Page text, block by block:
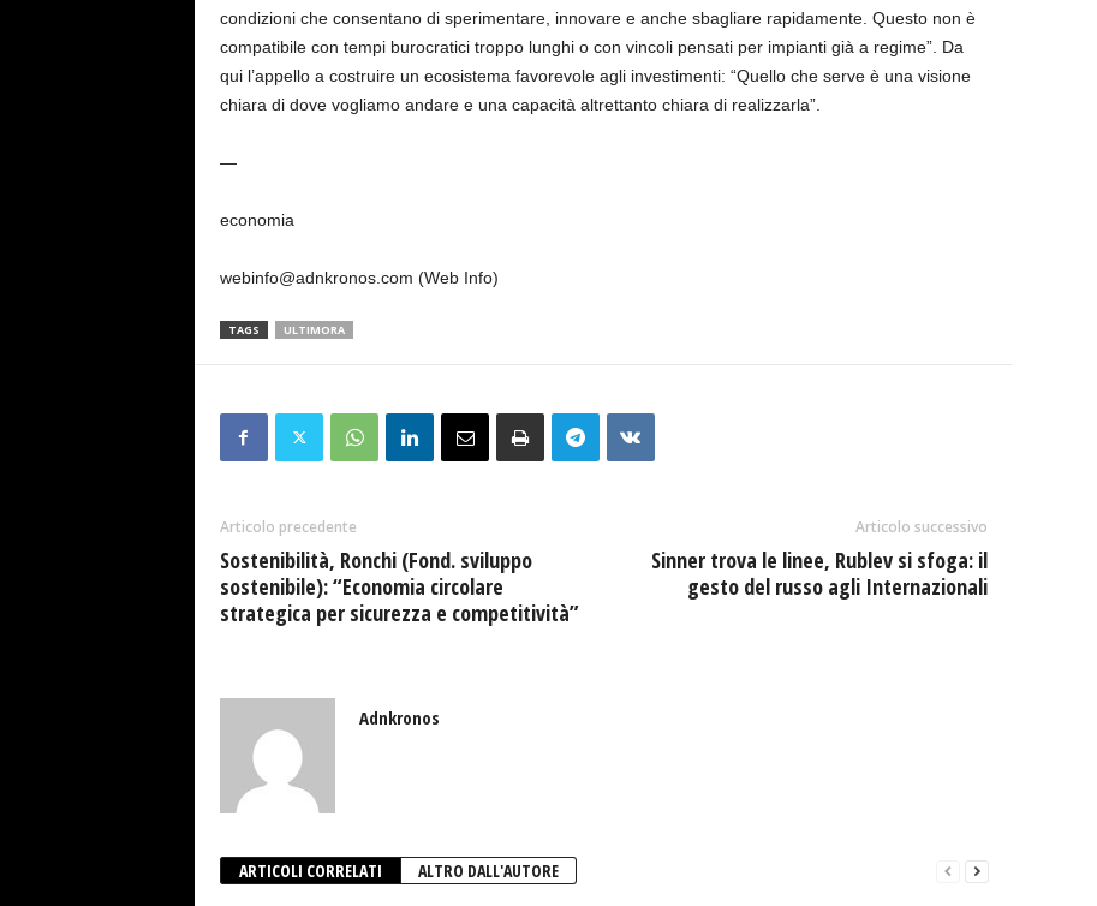
condizioni che consentano di sperimentare, innovare e anche sbagliare rapidamente. Questo non è
compatibile con tempi burocratici troppo lunghi o con vincoli pensati per impianti già a regime”. Da
qui l’appello a costruire un ecosistema favorevole agli investimenti: “Quello che serve è una visione
chiara di dove vogliamo andare e una capacità altrettanto chiara di realizzarla”.
—
economia
webinfo@adnkronos.com (Web Info)
TAGS ULTIMORA
Articolo precedente
Sostenibilità, Ronchi (Fond. sviluppo
sostenibile): “Economia circolare
strategica per sicurezza e competitività”
Articolo successivo
Sinner trova le linee, Rublev si sfoga: il
gesto del russo agli Internazionali
Adnkronos
ARTICOLI CORRELATI ALTRO DALL'AUTORE